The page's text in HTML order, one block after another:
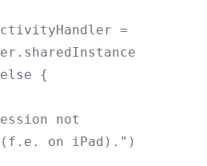
=
not
(f.e. on iPad).")